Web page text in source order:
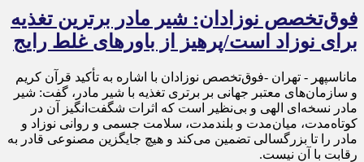
فوق‌تخصص نوزادان: شیر مادر برترین تغذیه
برای نوزاد است/پرهیز از باورهای غلط رایج
ماناسپهر - تهران -فوق‌تخصص نوزادان با اشاره به تأکید قرآن کریم
و سازمان‌های معتبر جهانی بر برتری تغذیه با شیر مادر، گفت: شیر
مادر نسخه‌ای الهی و بی‌نظیر است که اثرات شگفت‌انگیز آن در
کوتاه‌مدت، میان‌مدت و بلندمدت، سلامت جسمی و روانی نوزاد و
مادر را تا بزرگسالی تضمین می‌کند و هیچ جایگزین مصنوعی قادر به
رقابت با آن نیست.